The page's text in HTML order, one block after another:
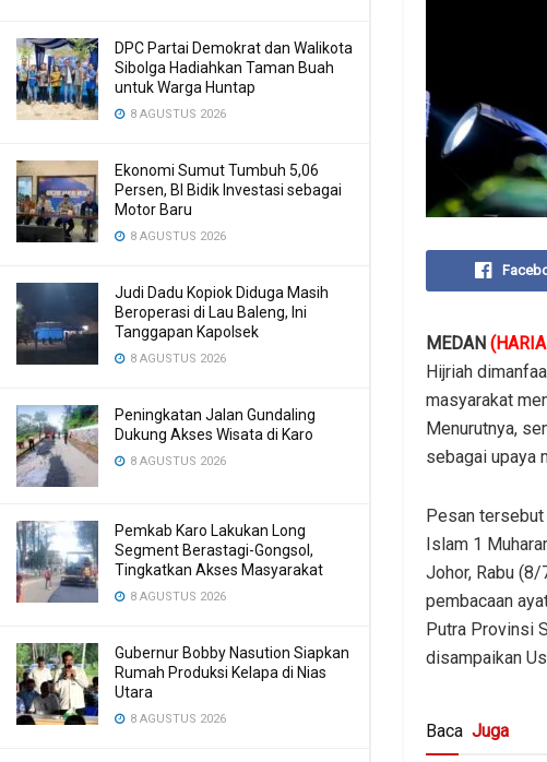
DPC Partai Demokrat dan Walikota
Sibolga Hadiahkan Taman Buah
untuk Warga Huntap
8 AGUSTUS 2026
Ekonomi Sumut Tumbuh 5,06
Persen, BI Bidik Investasi sebagai
Motor Baru
8 AGUSTUS 2026
Judi Dadu Kopiok Diduga Masih
Beroperasi di Lau Baleng, Ini
Tanggapan Kapolsek
8 AGUSTUS 2026
Peningkatan Jalan Gundaling
Dukung Akses Wisata di Karo
8 AGUSTUS 2026
Pemkab Karo Lakukan Long
Segment Berastagi-Gongsol,
Tingkatkan Akses Masyarakat
8 AGUSTUS 2026
Gubernur Bobby Nasution Siapkan
Rumah Produksi Kelapa di Nias
Utara
8 AGUSTUS 2026
MEDAN
Hijriah
masyarakat
Menurutnya,
sebagai upaya
Pesan
Islam 1
Johor, Rabu
pembacaan
Putra Provinsi
disampaikan
Baca Juga